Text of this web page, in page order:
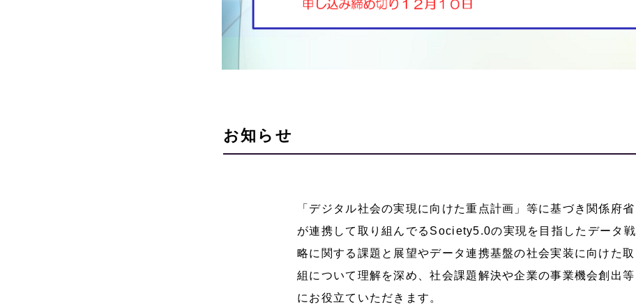
お知らせ
「デジタル社会の実現に向けた重点計画」等に基づき関係府省
が連携して取り組んでるSociety5.0の実現を目指したデータ戦
略に関する課題と展望やデータ連携基盤の社会実装に向けた取
組について理解を深め、社会課題解決や企業の事業機会創出等
にお役立ていただきます。